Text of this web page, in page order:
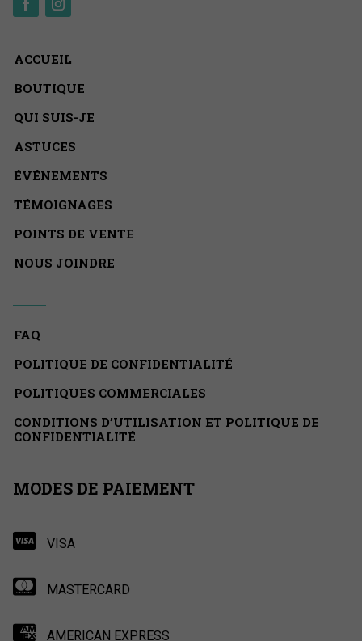
ACCUEIL
BOUTIQUE
QUI SUIS-JE
ASTUCES
ÉVÉNEMENTS
TÉMOIGNAGES
POINTS DE VENTE
NOUS JOINDRE
FAQ
POLITIQUE DE CONFIDENTIALITÉ
POLITIQUES COMMERCIALES
CONDITIONS D’UTILISATION ET POLITIQUE DE
CONFIDENTIALITÉ
MODES DE PAIEMENT
VISA
MASTERCARD
AMERICAN EXPRESS